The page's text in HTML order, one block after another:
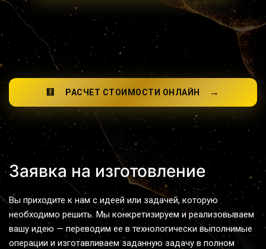
🧮 РАСЧЕТ СТОИМОСТИ ОНЛАЙН →
Заявка на изготовление
Вы приходите к нам с идеей или задачей, которую
необходимо решить. Мы конкретизируем и реализовываем
вашу идею — переводим ее в технологически выполнимые
операции и изготавливаем заданную задачу в полном